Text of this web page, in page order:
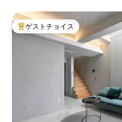
大好評のゲストチョイスです。
ゲストチョイス